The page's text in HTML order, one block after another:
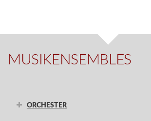
MUSIKENSEMBLES
ORCHESTER